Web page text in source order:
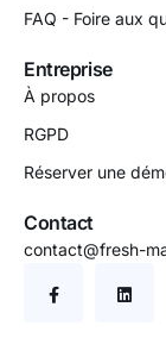
FAQ - Foire aux
Entreprise
À propos
RGPD
Réserver une
Contact
contact@fresh-